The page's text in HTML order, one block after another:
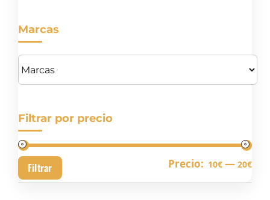
Marcas
Filtrar por precio
Filtrar Precio: 10€ — 20€